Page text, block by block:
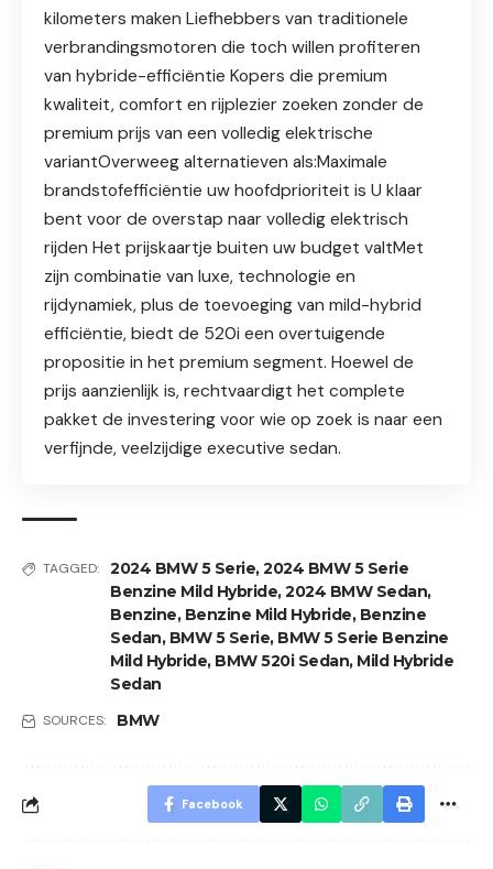
kilometers maken Liefhebbers van traditionele
verbrandingsmotoren die toch willen profiteren
van hybride-efficiëntie Kopers die premium
kwaliteit, comfort en rijplezier zoeken zonder de
premium prijs van een volledig elektrische
variantOverweeg alternatieven als:Maximale
brandstofefficiëntie uw hoofdprioriteit is U klaar
bent voor de overstap naar volledig elektrisch
rijden Het prijskaartje buiten uw budget valtMet
zijn combinatie van luxe, technologie en
rijdynamiek, plus de toevoeging van mild-hybrid
efficiëntie, biedt de 520i een overtuigende
propositie in het premium segment. Hoewel de
prijs aanzienlijk is, rechtvaardigt het complete
pakket de investering voor wie op zoek is naar een
verfijnde, veelzijdige executive sedan.
TAGGED: 2024 BMW 5 Serie,2024 BMW 5 Serie
Benzine Mild Hybride,2024 BMW Sedan,
Benzine, Benzine Mild Hybride, Benzine
Sedan, BMW 5 Serie, BMW 5 Serie Benzine
Mild Hybride, BMW 520i Sedan, Mild Hybride
Sedan
SOURCES: BMW
Facebook